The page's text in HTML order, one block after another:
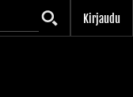
Kirjaudu